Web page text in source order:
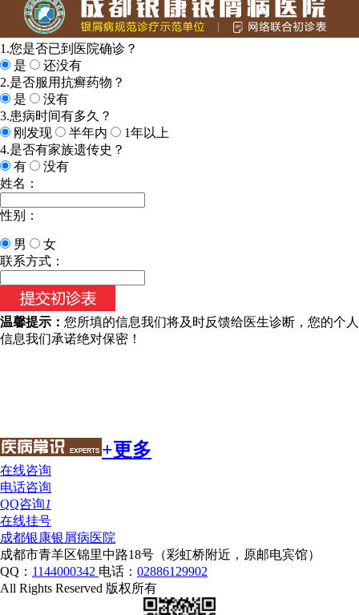
1.您是否已到医院确诊？
是
还没有
2.是否服用抗癣药物？
是
没有
3.患病时间有多久？
刚发现
半年内
1年以上
4.是否有家族遗传史？
有
没有
姓名：
性别：
男
女
联系方式：
温馨提示： 您所填的信息我们将及时反馈给医生诊断，您的个人
信息我们承诺绝对保密！
+更多
在线咨询
电话咨询
QQ咨询1
在线挂号
成都银康银屑病医院
成都市青羊区锦里中路18号（彩虹桥附近，原邮电宾馆）
QQ： 1144000342 电话： 02886129902
All Rights Reserved 版权所有